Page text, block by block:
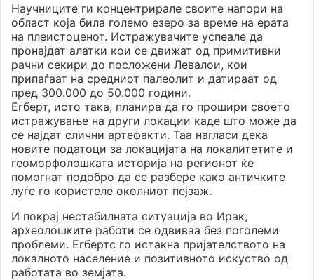
Научниците ги концентрирале своите напори на
област која била големо езеро за време на ерата
на плеистоценот. Истражувачите успеале да
пронајдат алатки кои се движат од примитивни
рачни секири до посложени Левалои, кои
припаѓаат на средниот палеолит и датираат од
пред 300.000 до 50.000 години.
Егберт, исто така, планира да го прошири своето
истражување на други локации каде што може да
се најдат слични артефакти. Таа нагласи дека
новите податоци за локацијата на локалитетите и
геоморфолошката историја на регионот ќе
помогнат подобро да се разбере како античките
луѓе го користеле околниот пејзаж.
И покрај нестабилната ситуација во Ирак,
археолошките работи се одвиваа без поголеми
проблеми. Егбертс го истакна пријателството на
локалното население и позитивното искуство од
работата во земјата.